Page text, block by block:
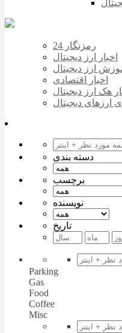
رمزنگار 24
اخبار ارز دیجیتال
ارز دیجیتال
اخبار اقتصادی
هک ارز دیجیتال
ارزهای دیجیتال
دسته بندی
برچسب
نویسنده
تاریخ
Parking
Gas
Food
Coffee
Misc